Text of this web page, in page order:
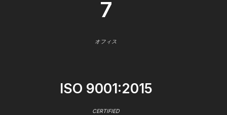
7
オフィス
ISO 9001:2015
CERTIFIED